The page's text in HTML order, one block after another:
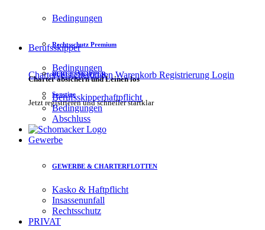
Bedingungen
Rechtsschutz Premium
Bedingungen
Sonstige
Charter absichern und Leinen los
Jetzt registrieren und schneller startklar
CharterversicherungenWarenkorb Registrierung Login
Berufsskipper
BERUFSSKIPPER
Berufsskipperhaftpflicht
Bedingungen
Abschluss
Gewerbe
GEWERBE & CHARTERFLOTTEN
Kasko & Haftpflicht
Insassenunfall
Rechtsschutz
PRIVAT